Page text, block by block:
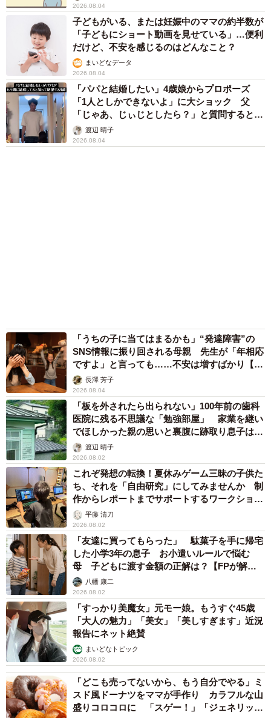
2026.08.04
子どもがいる、または妊娠中のママの約半数が
「子どもにショート動画を見せている」…便利
だけど、不安を感じるのはどんなこと？
まいどなデータ
2026.08.04
「パパと結婚したい」4歳娘からプロポーズ
「1人としかできないよ」に大ショック 父
「じゃあ、じぃじとしたら？」と質問すると…
渡辺 晴子
2026.08.04
「うちの子に当てはまるかも」“発達障害”の
SNS情報に振り回される母親 先生が「年相応
ですよ」と言っても……不安は増すばかり【臨
床心理士が解説】
長澤 芳子
2026.08.04
「板を外されたら出られない」100年前の歯科
医院に残る不思議な「勉強部屋」 家業を継い
でほしかった親の思いと裏腹に跡取り息子は…
渡辺 晴子
2026.08.02
これぞ発想の転換！夏休みゲーム三昧の子供た
ち、それを「自由研究」にしてみませんか 制
作からレポートまでサポートするワークショッ
プ 平藤 清刀
2026.08.02
「友達に買ってもらった」 駄菓子を手に帰宅
した小学3年の息子 お小遣いルールで悩む
母 子どもに渡す金額の正解は？【FPが解
説】八幡 康二
2026.08.02
「すっかり美魔女」元モー娘。もうすぐ45歳
「大人の魅力」「美女」「美しすぎます」近況
報告にネット絶賛
まいどなトピック
2026.08.02
「どこも売ってないから、もう自分でやる」ミ
スド風ドーナツをママが手作り カラフルな山
盛りコロコロに 「スゲー！」「ジェネリック